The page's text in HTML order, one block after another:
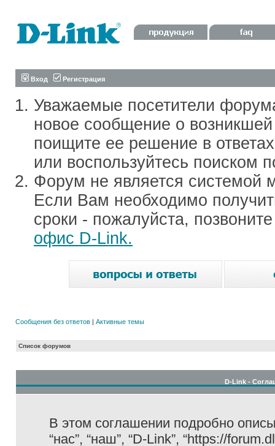
Вход Регистрация
Уважаемые посетители
новое сообщение о
поищите ее решение в
или воспользуйтесь поиском
Форум не является системой
Если Вам необходимо
сроки - пожалуйста,
офис D-Link.
Сообщения без ответов | Активные темы
Список форумов
D-Link -
В этом соглашении подробно
“нас”, “наш”, “D-Link”, “https://